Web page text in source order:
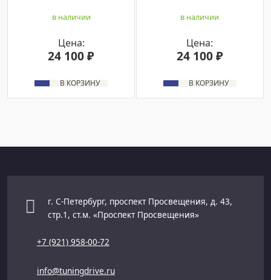
в наличии
Цена:
24 100 ₽
В КОРЗИНУ
в наличии
Цена:
24 100 ₽
В КОРЗИНУ
г. С-Петербург, проспект Просвещения, д. 43,
стр.1, ст.м. «Проспект Просвещения»
+7 (921) 958-00-72
info@tuningdrive.ru